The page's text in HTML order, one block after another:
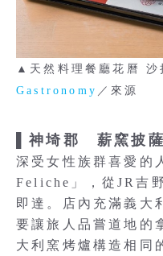
▲天然料理餐廳花曆
Gastronomy ／來源
▌神埼郡 薪窯披
深受女性族群喜愛的
Feliche」，從JR吉
即達。店內充滿義大
要讓旅人品嘗道地的
大利窯烤爐構造相同